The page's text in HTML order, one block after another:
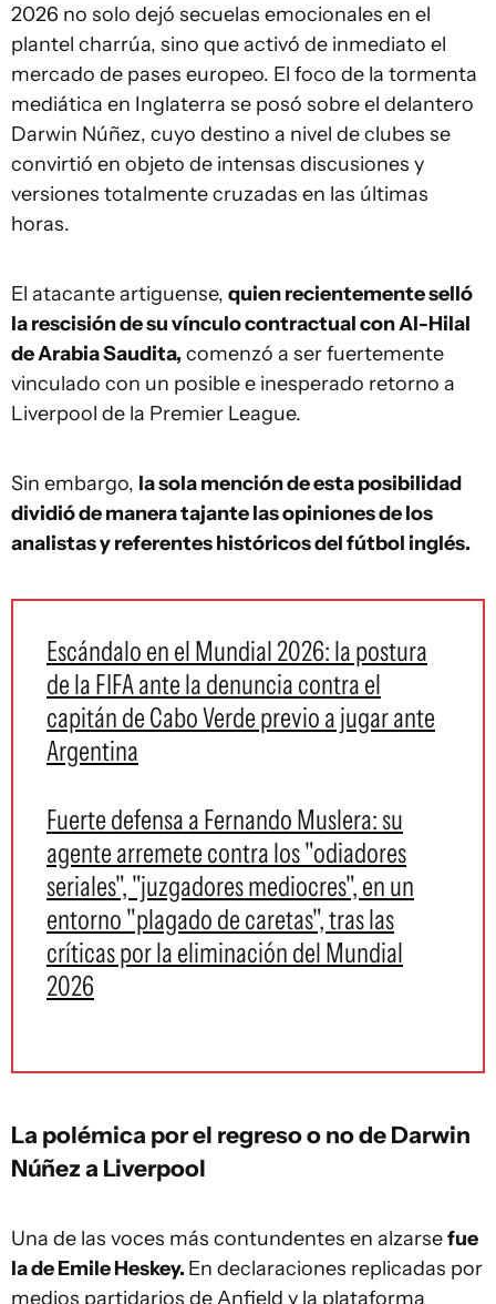
2026 no solo dejó secuelas emocionales en el
plantel charrúa, sino que activó de inmediato el
mercado de pases europeo. El foco de la tormenta
mediática en Inglaterra se posó sobre el delantero
Darwin Núñez, cuyo destino a nivel de clubes se
convirtió en objeto de intensas discusiones y
versiones totalmente cruzadas en las últimas
horas.
El atacante artiguense, quien recientemente selló
la rescisión de su vínculo contractual con Al-Hilal
de Arabia Saudita, comenzó a ser fuertemente
vinculado con un posible e inesperado retorno a
Liverpool de la Premier League.
Sin embargo, la sola mención de esta posibilidad
dividió de manera tajante las opiniones de los
analistas y referentes históricos del fútbol inglés.
Escándalo en el Mundial 2026: la postura
de la FIFA ante la denuncia contra el
capitán de Cabo Verde previo a jugar ante
Argentina
Fuerte defensa a Fernando Muslera: su
agente arremete contra los "odiadores
seriales", "juzgadores mediocres", en un
entorno "plagado de caretas", tras las
críticas por la eliminación del Mundial
2026
La polémica por el regreso o no de Darwin
Núñez a Liverpool
Una de las voces más contundentes en alzarsefue
la de Emile Heskey. En declaraciones replicadas por
medios partidarios de Anfield y la plataforma